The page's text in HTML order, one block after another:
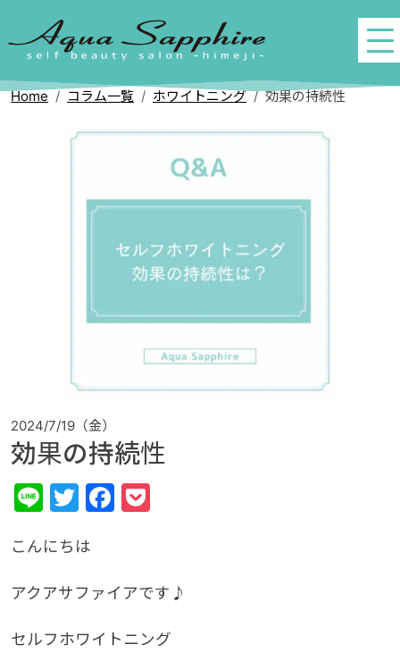
Home コラム一覧 ホワイトニング 効果の持続性
2024/7/19（金）
効果の持続性
LineTwitterFacebook
こんにちは
アクアサファイアです♪
セルフホワイトニング